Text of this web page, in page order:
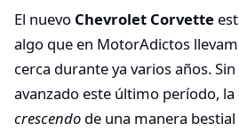
El nuevo Chevrolet Corvette
algo que en MotorAdictos
cerca durante ya varios años.
avanzado este último período,
crescendo de una manera